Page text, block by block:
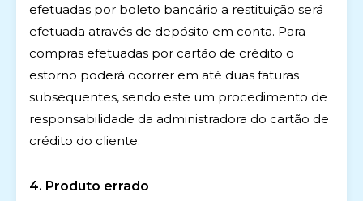
efetuadas por boleto bancário a restituição será
efetuada através de depósito em conta. Para
compras efetuadas por cartão de crédito o
estorno poderá ocorrer em até duas faturas
subsequentes, sendo este um procedimento de
responsabilidade da administradora do cartão de
crédito do cliente.
4. Produto errado